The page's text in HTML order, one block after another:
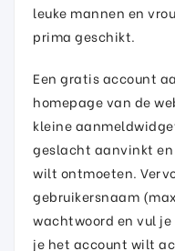
leuke mannen en
prima geschikt.
Een gratis account
homepage van de
kleine
geslacht aanvinkt
wilt ontmoeten.
gebruikersnaam
wachtwoord en vul
je het account wilt